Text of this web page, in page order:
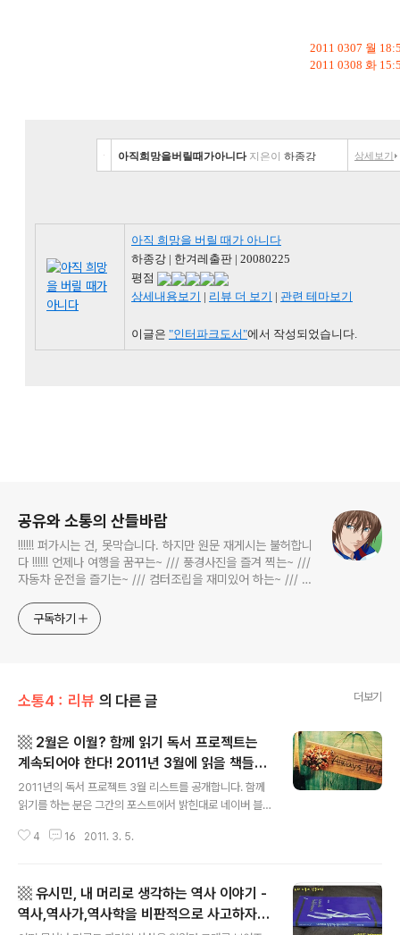
2011 0307 월
2011 0308 화
아직희망을버릴때가아니다 지은이 하종강 상세보기
아직 희망을 버릴 때가 아니다
하종강 | 한겨레출판 | 20080225
평점
상세내용보기 | 리뷰 더 보기 | 관련 테마보기
이글은 "인터파크도서"에서 작성되었습니다.
공유와 소통의 산들바람
!!!!!! 퍼가시는 건, 못막습니다. 하지만 원문 재게시는 불허합니
다 !!!!!! 언제나 여행을 꿈꾸는~ /// 풍경사진을 즐겨 찍는~ ///
자동차 운전을 즐기는~ /// 컴터조립을 재미있어 하는~ /// 고
식하는 미드가 있는~ /// 사회적 이슈에 발언하는~ 不老巨
구독하기
소통4：리뷰 의 다른 글 더보기
▩ 2월은 이월? 함께 읽기 독서 프로젝트는
계속되어야 한다! 2011년 3월에 읽을 책들
▩
2011년의 독서 프로젝트 3월 리스트를 공개합니다. 함께
읽기를 하는 분은 그간의 포스트에서 밝힌대로 네이버 블
g.naver.com/gotozoo3 * 참좋다님 트위터 → http://
읽겠다고 계획을 잡았었죠( http://befreepark.tistory.
com/1267 ). 설 연휴를 끼고 꼬박 5일간 책을 전혀 읽지
못했고 1월말에 읽기 시작한 책을 2월초까지 이어 읽었던
4 16 2011. 3. 5.
▩ 유시민, 내 머리로 생각하는 역사 이야기 -
역사,역사가,역사학을 비판적으로 사고하자!